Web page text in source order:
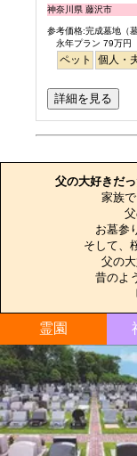
神奈川県 藤沢市
参考価格:完成墓地（
永年プラン 79万円
ペット 個人・
詳細を見る
父の大好きだ
家族
お墓参
そして、
父の
昔のよ
霊園